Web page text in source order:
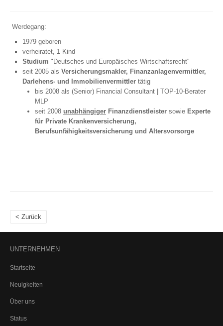
Gewässerschadenhaftpflicht
Bauherrenhaftpflicht
Bauleistung
Photovoltaik
PKW (private Nutzung)
Motorrad
Tier-OP-Versicherung
Veranstaltungshaftpflicht
GEWERBE-SACHVERSICHERUNGEN
Betriebshaftpflicht
Inhaltsversicherung
Werdegang:
1979 geboren
verheiratet, 1 Kind
Studium "Deutsches und Europäisches Wirtschaftsrecht"
seit 2005 als Versicherungsmakler, Finanzanlagenvermittler,
Darlehens- und Immobilienvermittler tätig
bis 2008 als (Senior) Financial Consultant | TOP-10-Berater
MLP
seit 2008 unabhängiger Finanzdienstleister sowie Experte
für Private Krankenversicherung,
Berufsunfähigkeitsversicherung und Altersvorsorge
< Zurück
UNTERNEHMEN
Startseite
Neuigkeiten
Über uns
Status